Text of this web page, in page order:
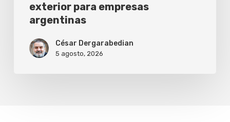
exterior para empresas
argentinas
César Dergarabedian
5 agosto, 2026